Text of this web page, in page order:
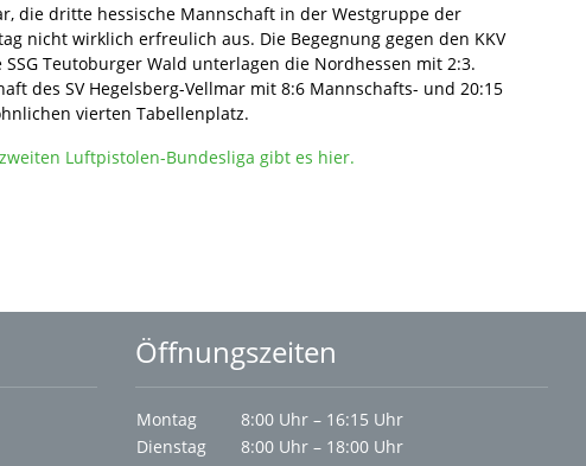
die dritte hessische Mannschaft in der Westgruppe der
nicht wirklich erfreulich aus. Die Begegnung gegen den KKV
Teutoburger Wald unterlagen die Nordhessen mit 2:3.
des SV Hegelsberg-Vellmar mit 8:6 Mannschafts- und 20:15
vierten Tabellenplatz.
Luftpistolen-Bundesliga gibt es hier.
Öffnungszeiten
Montag
8:00 Uhr – 16:15 Uhr
Dienstag
8:00 Uhr – 18:00 Uhr